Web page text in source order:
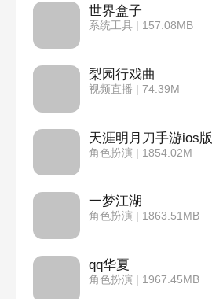
世界盒子
系统工具 | 157.08MB
梨园行戏曲
视频直播 | 74.39M
天涯明月刀手游ios版
角色扮演 | 1854.02M
一梦江湖
角色扮演 | 1863.51MB
qq华夏
角色扮演 | 1967.45MB